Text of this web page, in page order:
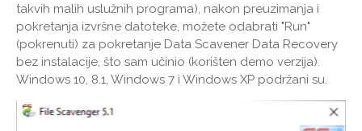
takvih malih uslužnih programa), nakon preuzimanja i
pokretanja izvršne datoteke, možete odabrati "Run"
(pokrenuti) za pokretanje Data Scavener Data Recovery
bez instalacije, što sam učinio (korišten demo verzija).
Windows 10, 8.1, Windows 7 i Windows XP podržani su.